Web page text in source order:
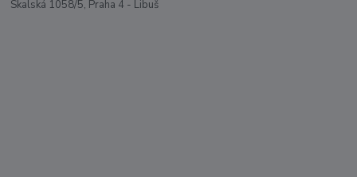
Skalská 1058/5, Praha 4 - Libuš